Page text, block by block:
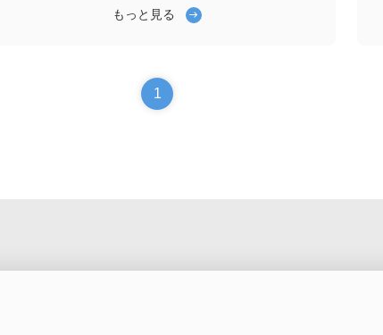
として,Genyuは,高性能,耐久性,およびエネルギー効率の良
めの長持ちのディスプレイです. POSマシン用のジェニュ
ウのLCD 1高い明確性と可読性 鋭いフルカラータッチスク
もっと見る
1